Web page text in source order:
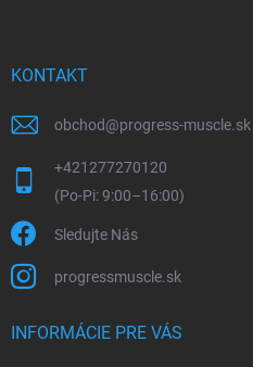
KONTAKT
obchod@progress-muscle.sk
+421277270120
Sledujte Nás
progressmuscle.sk
INFORMÁCIE PRE VÁS